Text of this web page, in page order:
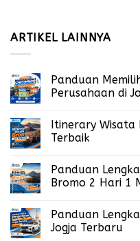
ARTIKEL LAINNYA
Panduan
Perusahaan di
Itinerary
Terbaik
Panduan
Bromo 2 Hari 1
Panduan
Jogja Terbaru